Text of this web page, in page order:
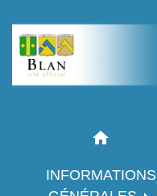
home
INFORMATIONS